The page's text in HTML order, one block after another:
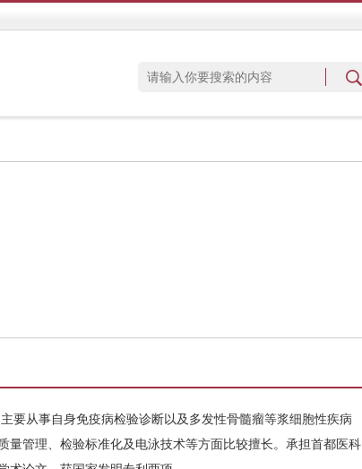
要从事自身免疫病检验诊断以及多发性骨髓瘤等浆细胞性疾病
管理、检验标准化及电泳技术等方面比较擅长。承担首都医科